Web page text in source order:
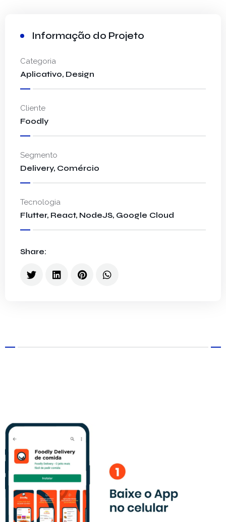
Informação do Projeto
Categoria
Aplicativo, Design
Cliente
Foodly
Segmento
Delivery, Comércio
Tecnologia
Flutter, React, NodeJS, Google Cloud
Share: